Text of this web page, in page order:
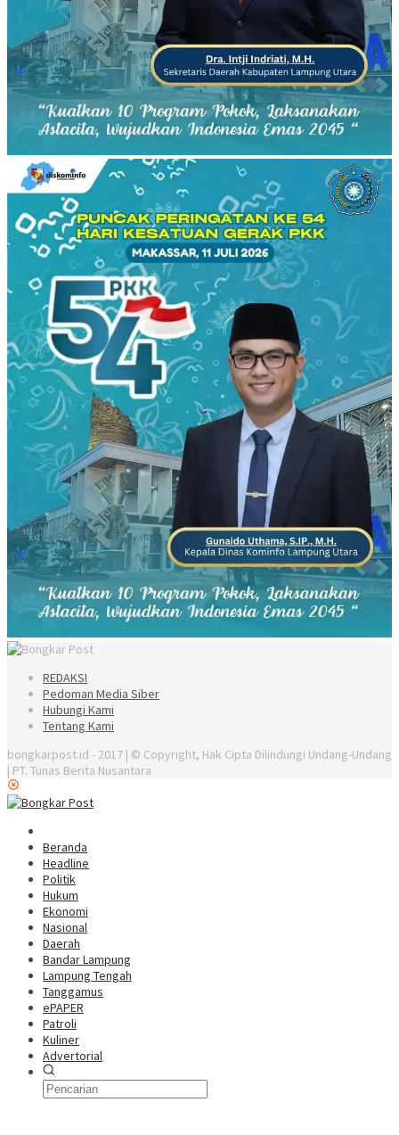
REDAKSI
Pedoman Media Siber
Hubungi Kami
Tentang Kami
bongkarpost.id - 2017 | © Copyright, Hak Cipta Dilindungi Undang-Undang
| PT. Tunas Berita Nusantara
Beranda
Headline
Politik
Hukum
Ekonomi
Nasional
Daerah
Bandar Lampung
Lampung Tengah
Tanggamus
ePAPER
Patroli
Kuliner
Advertorial